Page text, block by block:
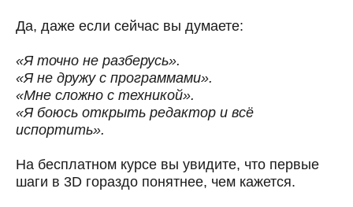
Да, даже если сейчас вы думаете:
«Я точно не разберусь».
«Я не дружу с программами».
«Мне сложно с техникой».
«Я боюсь открыть редактор и всё
испортить».
На бесплатном курсе вы увидите, что первые
шаги в 3D гораздо понятнее, чем кажется.